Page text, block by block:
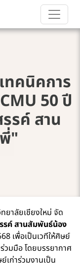
ทคนิคการ
50 ปี
รค์ สาน
"
าลัยเชียงใหม่ จัด
รค์ สานสัมพันธ์น้อง
เพื่อเป็นเวทีให้ศิษย์
วมมือ โดยบรรยากาศ
เก่าร่วมงานเป็น